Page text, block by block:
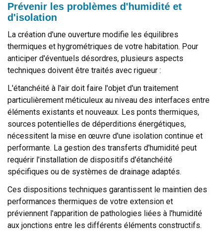
Prévenir les problèmes d'humidité et
d'isolation
La création d'une ouverture modifie les équilibres
thermiques et hygrométriques de votre habitation. Pour
anticiper d'éventuels désordres, plusieurs aspects
techniques doivent être traités avec rigueur :
L'étanchéité à l'air doit faire l'objet d'un traitement
particulièrement méticuleux au niveau des interfaces entre
éléments existants et nouveaux. Les ponts thermiques,
sources potentielles de déperditions énergétiques,
nécessitent la mise en œuvre d'une isolation continue et
performante. La gestion des transferts d'humidité peut
requérir l'installation de dispositifs d'étanchéité
spécifiques ou de systèmes de drainage adaptés.
Ces dispositions techniques garantissent le maintien des
performances thermiques de votre extension et
préviennent l'apparition de pathologies liées à l'humidité
aux jonctions entre les différents éléments constructifs.